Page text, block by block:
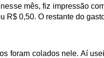
mês, fiz impressão
R$ 0,50. O restante do
foram colados nele. Aí